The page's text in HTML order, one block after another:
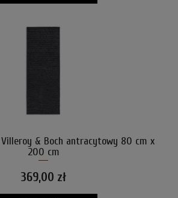
Villeroy & Boch antracytowy 80 cm x
200 cm
369,00 zł